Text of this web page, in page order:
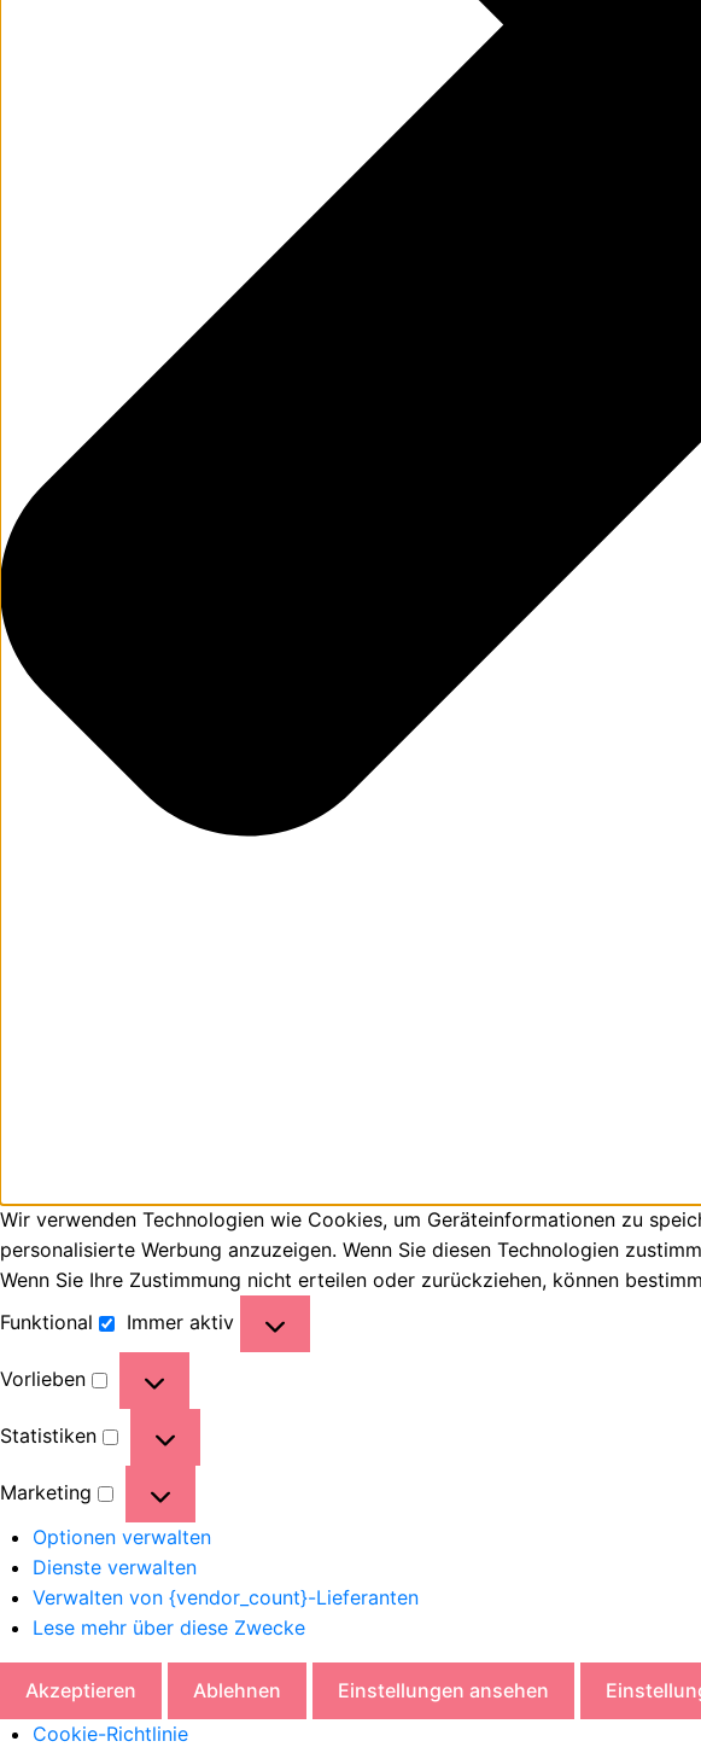
Wir verwenden Technologien wie Cookies, um Geräteinformationen zu
personalisierte Werbung anzuzeigen. Wenn Sie diesen Technologien
Wenn Sie Ihre Zustimmung nicht erteilen oder zurückziehen, können
Funktional
Immer aktiv
Vorlieben
Statistiken
Marketing
Optionen verwalten
Dienste verwalten
Verwalten von {vendor_count}-Lieferanten
Lese mehr über diese Zwecke
Akzeptieren Ablehnen Einstellungen ansehen
Cookie-Richtlinie